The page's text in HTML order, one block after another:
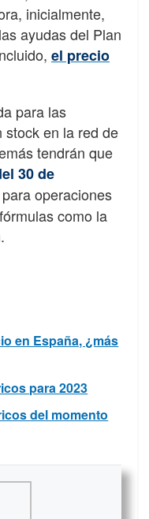
inicialmente,
ayudas del Plan
el precio
para las
stock en la red de
tendrán que
30 de
operaciones
como la
en España, ¿más
para 2023
del momento